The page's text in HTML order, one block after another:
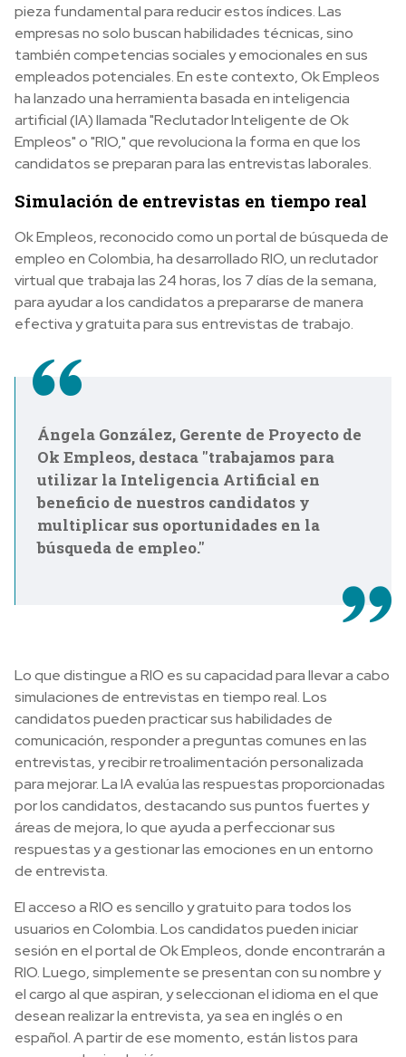
pieza fundamental para reducir estos índices. Las
empresas no solo buscan habilidades técnicas, sino
también competencias sociales y emocionales en sus
empleados potenciales. En este contexto, Ok Empleos
ha lanzado una herramienta basada en inteligencia
artificial (IA) llamada "Reclutador Inteligente de Ok
Empleos" o "RIO," que revoluciona la forma en que los
candidatos se preparan para las entrevistas laborales.
Simulación de entrevistas en tiempo real
Ok Empleos, reconocido como un portal de búsqueda de
empleo en Colombia, ha desarrollado RIO, un reclutador
virtual que trabaja las 24 horas, los 7 días de la semana,
para ayudar a los candidatos a prepararse de manera
efectiva y gratuita para sus entrevistas de trabajo.
Ángela González, Gerente de Proyecto de
Ok Empleos, destaca "trabajamos para
utilizar la Inteligencia Artificial en
beneficio de nuestros candidatos y
multiplicar sus oportunidades en la
búsqueda de empleo."
Lo que distingue a RIO es su capacidad para llevar a cabo
simulaciones de entrevistas en tiempo real. Los
candidatos pueden practicar sus habilidades de
comunicación, responder a preguntas comunes en las
entrevistas, y recibir retroalimentación personalizada
para mejorar. La IA evalúa las respuestas proporcionadas
por los candidatos, destacando sus puntos fuertes y
áreas de mejora, lo que ayuda a perfeccionar sus
respuestas y a gestionar las emociones en un entorno
de entrevista.
El acceso a RIO es sencillo y gratuito para todos los
usuarios en Colombia. Los candidatos pueden iniciar
sesión en el portal de Ok Empleos, donde encontrarán a
RIO. Luego, simplemente se presentan con su nombre y
el cargo al que aspiran, y seleccionan el idioma en el que
desean realizar la entrevista, ya sea en inglés o en
español. A partir de ese momento, están listos para